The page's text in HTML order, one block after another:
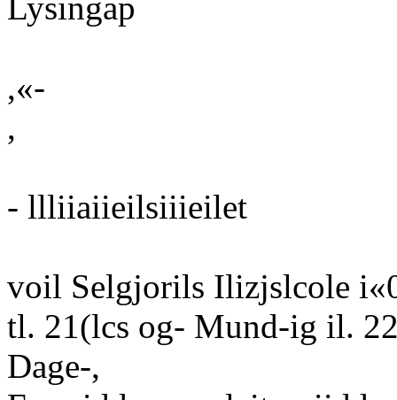
,«-
,
- llliiaiieilsiiieilet
voil Selgjorils Ilizjslcole
tl. 21(lcs og- Mund-ig il.
Dage-,